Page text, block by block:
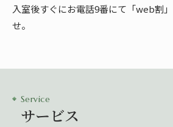
入室後すぐにお電話9番にて「web割
せ。
Service
サービス